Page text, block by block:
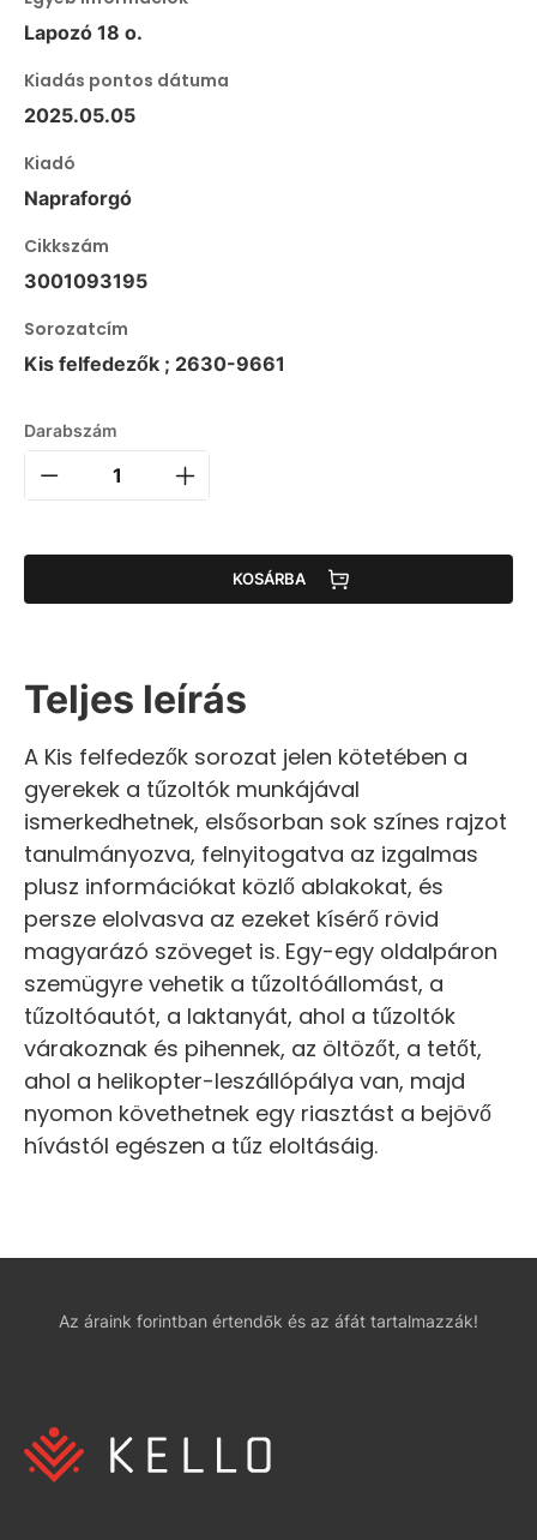
Lapozó 18 o.
Kiadás pontos dátuma
2025.05.05
Kiadó
Napraforgó
Cikkszám
3001093195
Sorozatcím
Kis felfedezők ; 2630-9661
Darabszám
KOSÁRBA
Teljes leírás
A Kis felfedezők sorozat jelen kötetében a
gyerekek a tűzoltók munkájával
ismerkedhetnek, elsősorban sok színes rajzot
tanulmányozva, felnyitogatva az izgalmas
plusz információkat közlő ablakokat, és
persze elolvasva az ezeket kísérő rövid
magyarázó szöveget is. Egy-egy oldalpáron
szemügyre vehetik a tűzoltóállomást, a
tűzoltóautót, a laktanyát, ahol a tűzoltók
várakoznak és pihennek, az öltözőt, a tetőt,
ahol a helikopter-leszállópálya van, majd
nyomon követhetnek egy riasztást a bejövő
hívástól egészen a tűz eloltásáig.
Az áraink forintban értendők és az áfát tartalmazzák!